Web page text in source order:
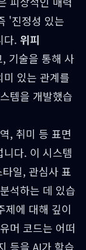
'진정성 있는
다. 위피
기술을 통해 사
있는 관계를
템을 개발했습
, 취미 등 표면
다. 이 시스템
일, 관심사 표
석하는 데 있습
제에 대해 깊이
머 코드는 어떠
등을 AI가 학습